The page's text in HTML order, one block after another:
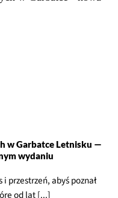
w Garbatce Letnisku —
wydaniu
przestrzeń, abyś poznał
od lat [...]